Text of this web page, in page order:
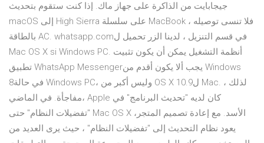
جيجابايت من الذاكرة على جهاز ماك. إذا كنت ستقوم بتحديث
macOS إلى High Sierra على سلسلة MacBook ، فلا تنسى توصيله
بالطاقة AC. whatsapp.comفي قسم التنزيل ، لدينا الزر تحميل ل
Mac OS X si Windows PC. أنظمة التشغيل يمكن أن يكون تثبيت
تطبيق WhatsApp Messengerيجب ألا يكون أقدم من Windows
8في حالة Windows PC، وليس أكبر من OS X 10.9ل Mac. لذلك ،
مفاجأة. في الماضي، Apple كان لديه "تحديث البرنامج" في
"تفضيلات النظام" حتى Mac OS X الأسد. مع إعادة تصميم المتجر،
يعود نظام التحديث إلى "تفضيلات النظام" ، حيث يرى العديد من